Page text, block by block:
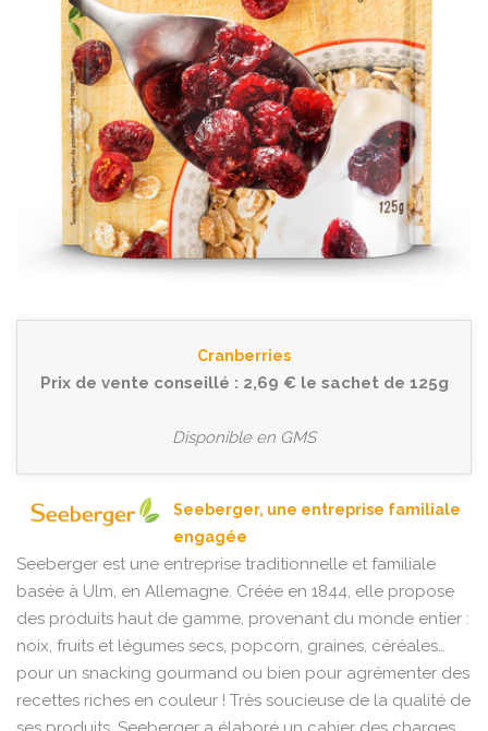
Cranberries
Prix de vente conseillé : 2,69 € le sachet de 125g
Disponible en GMS
Seeberger, une entreprise familiale
engagée
Seeberger est une entreprise traditionnelle et familiale
basée à Ulm, en Allemagne. Créée en 1844, elle propose
des produits haut de gamme, provenant du monde entier :
noix, fruits et légumes secs, popcorn, graines, céréales…
pour un snacking gourmand ou bien pour agrémenter des
recettes riches en couleur ! Très soucieuse de la qualité de